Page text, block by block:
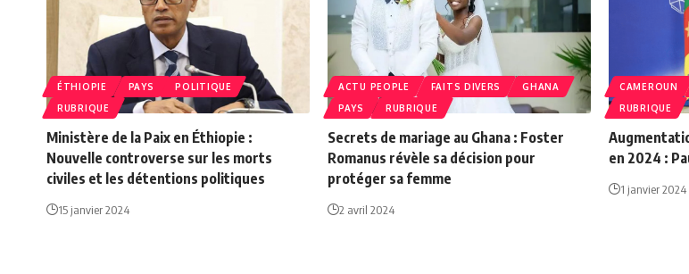
ÉTHIOPIE PAYS
POLITIQUE
RUBRIQUE
Ministère de la Paix en Éthiopie :
Nouvelle controverse sur les morts
civiles et les détentions politiques
15 janvier 2024
ACTU PEOPLE FAITS DIVERS
GHANA
PAYS
RUBRIQUE
Secrets de mariage au Ghana : Foster
Romanus révèle sa décision pour
protéger sa femme
2 avril 2024
CAMEROUN
RUBRIQUE
en 2024 :
1 janvier 2024